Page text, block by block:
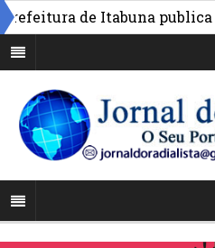
de Itabuna publica